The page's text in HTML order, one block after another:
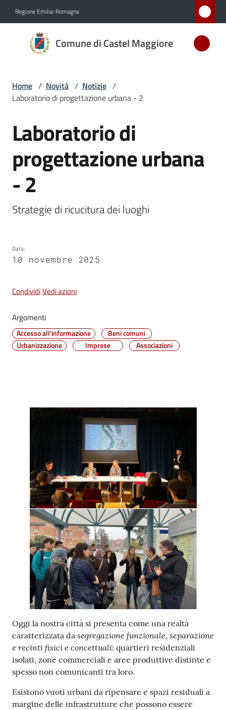
Regione Emilia-Romagna
Comune di Castel Maggiore
Comune
di Castel
D'ARGENTO
AL MERITO
Amministrazione
Novità
Menu selezionato
Servizi
Castel
Maggiore
Amministrazione
Trasparente
Seguici
Home / Novità / Notizie /
Laboratorio di progettazione urbana - 2
Salta al contenuto
Laboratorio di
progettazione urbana
- 2
Strategie di ricucitura dei luoghi
Data:
10 novembre 2025
CondividiVedi azioni
Argomenti
Accesso all'informazione
Beni comuni
Urbanizzazione
Imprese Associazioni
Contenuto
Oggi la nostra città si presenta come una realtà
caratterizzata da segregazione funzionale, separazione
e recinti fisici e concettuali: quartieri residenziali
isolati, zone commerciali e aree produttive distinte e
spesso non comunicanti tra loro.
Esistono vuoti urbani da ripensare e spazi residuali a
margine delle infrastrutture che possono essere